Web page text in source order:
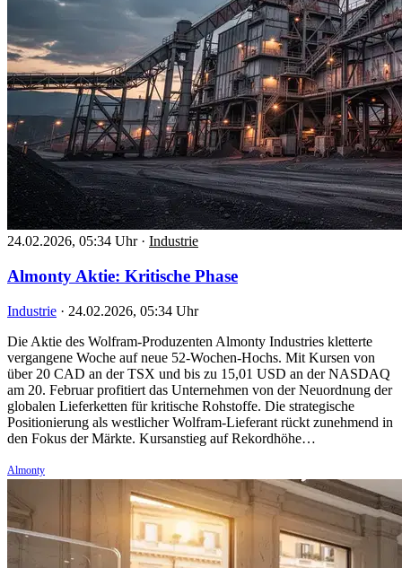
24.02.2026, 05:34 Uhr · Industrie
Almonty Aktie: Kritische Phase
Industrie · 24.02.2026, 05:34 Uhr
Die Aktie des Wolfram-Produzenten Almonty Industries kletterte
vergangene Woche auf neue 52-Wochen-Hochs. Mit Kursen von
über 20 CAD an der TSX und bis zu 15,01 USD an der NASDAQ
am 20. Februar profitiert das Unternehmen von der Neuordnung der
globalen Lieferketten für kritische Rohstoffe. Die strategische
Positionierung als westlicher Wolfram-Lieferant rückt zunehmend in
den Fokus der Märkte. Kursanstieg auf Rekordhöhe…
Almonty